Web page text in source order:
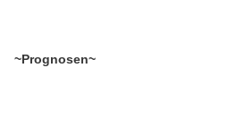
~Prognosen~